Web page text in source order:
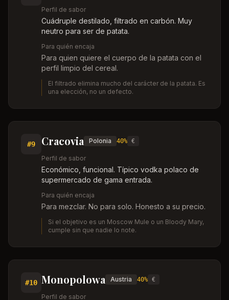
Perfil de sabor
Cuádruple destilado, filtrado en carbón. Muy
neutro para ser de patata.
Para quién encaja
Para quien quiere el cuerpo de la patata con el
perfil limpio del cereal.
El filtrado elimina mucho del carácter de la patata. Es
una elección, no un defecto.
#9 Cracovia Polonia 40% €
Perfil de sabor
Económico, funcional. Típico vodka polaco de
supermercado de gama entrada.
Para quién encaja
Para mezclar. No para solo. Honesto a su precio.
Si el objetivo es un Moscow Mule o un Bloody Mary,
cumple sin que nadie lo note.
#10 Monopolowa Austria 40% €
Perfil de sabor